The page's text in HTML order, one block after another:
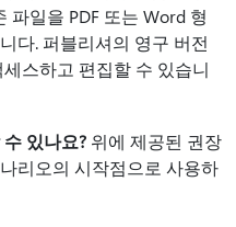
파일을 PDF 또는 Word 형
다. 퍼블리셔의 영구 버전
스하고 편집할 수 있습니
있나요? 위에 제공된 권장
리오의 시작점으로 사용하